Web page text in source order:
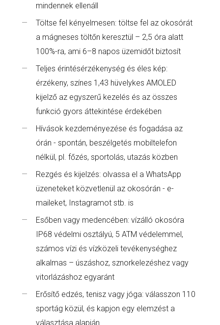
mindennek ellenáll
Töltse fel kényelmesen: töltse fel az okosórát
a mágneses töltőn keresztül – 2,5 óra alatt
100%-ra, ami 6–8 napos üzemidőt biztosít
Teljes érintésérzékenység és éles kép:
érzékeny, színes 1,43 hüvelykes AMOLED
kijelző az egyszerű kezelés és az összes
funkció gyors áttekintése érdekében
Hívások kezdeményezése és fogadása az
órán - spontán, beszélgetés mobiltelefon
nélkül, pl. főzés, sportolás, utazás közben
Rezgés és kijelzés: olvassa el a WhatsApp
üzeneteket közvetlenül az okosórán - e-
maileket, Instagramot stb. is
Esőben vagy medencében: vízálló okosóra
IP68 védelmi osztályú, 5 ATM védelemmel,
számos vízi és vízközeli tevékenységhez
alkalmas – úszáshoz, sznorkelezéshez vagy
vitorlázáshoz egyaránt
Erősítő edzés, tenisz vagy jóga: válasszon 110
sportág közül, és kapjon egy elemzést a
választása alapján